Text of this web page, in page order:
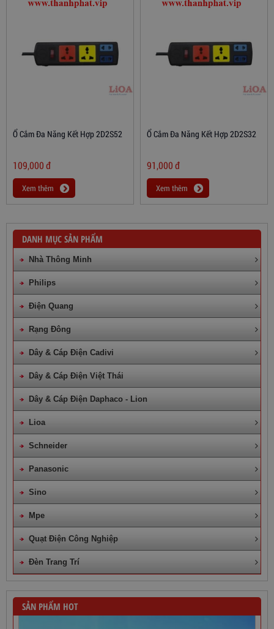
Ổ Cắm Đa Năng Kết Hợp 2D2S52
109,000đ
Xem thêm
Ổ Cắm Đa Năng Kết Hợp 2D2S32
91,000đ
Xem thêm
DANH MỤC SẢN PHẨM
Nhà Thông Minh
Philips
Điện Quang
Rạng Đông
Dây & Cáp Điện Cadivi
Dây & Cáp Điện Việt Thái
Dây & Cáp Điện Daphaco - Lion
Lioa
Schneider
Panasonic
Sino
Mpe
Quạt Điện Công Nghiệp
Đèn Trang Trí
SẢN PHẨM HOT